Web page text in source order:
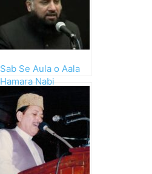
Sab Se Aula o Aala
Hamara Nabi